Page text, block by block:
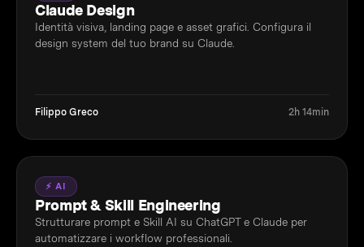
Claude Design
Identità visiva, landing page e asset grafici. Configura il
design system del tuo brand su Claude.
Filippo Greco 2h 14min
⚡ AI
Prompt & Skill Engineering
Strutturare prompt e Skill AI su ChatGPT e Claude per
automatizzare i workflow professionali.